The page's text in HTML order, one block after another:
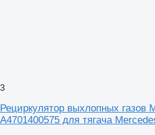
3
Рециркулятор выхлопных газов
A4701400575 для тягача